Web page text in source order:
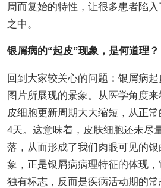
周而复始的特性，让很多患者陷
之中。
银屑病的“起皮”现象，是何道理？
回到大家较关心的问题：银屑病
图片所展现的景象。从医学角度
皮细胞更新周期大大缩短，从正
4天。这意味着，皮肤细胞还未尽
落，从而形成了我们肉眼可见的
象，正是银屑病病理特征的体现
独有标志，反而是疾病活动期的常